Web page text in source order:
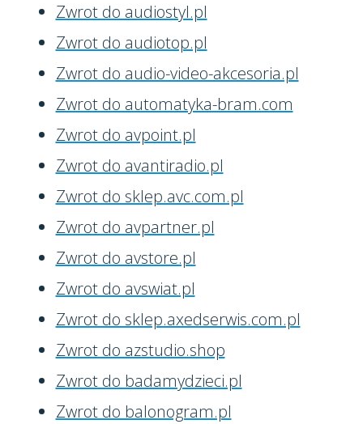
Zwrot do audiostyl.pl
Zwrot do audiotop.pl
Zwrot do audio-video-akcesoria.pl
Zwrot do automatyka-bram.com
Zwrot do avpoint.pl
Zwrot do avantiradio.pl
Zwrot do sklep.avc.com.pl
Zwrot do avpartner.pl
Zwrot do avstore.pl
Zwrot do avswiat.pl
Zwrot do sklep.axedserwis.com.pl
Zwrot do azstudio.shop
Zwrot do badamydzieci.pl
Zwrot do balonogram.pl